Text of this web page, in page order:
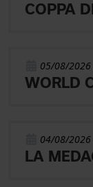
05/08/2026
04/08/2026